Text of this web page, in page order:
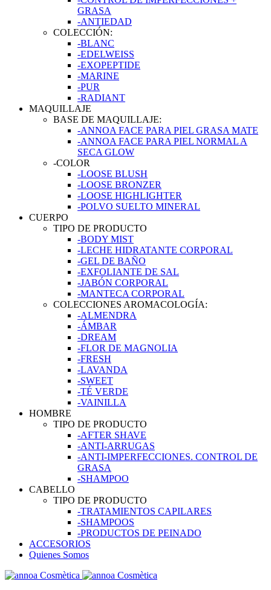
GRASA
-ANTIEDAD
COLECCIÓN:
-BLANC
-EDELWEISS
-EXOPEPTIDE
-MARINE
-PUR
-RADIANT
MAQUILLAJE
BASE DE MAQUILLAJE:
-ANNOA FACE PARA PIEL GRASA MATE
-ANNOA FACE PARA PIEL NORMAL A
SECA GLOW
-COLOR
-LOOSE BLUSH
-LOOSE BRONZER
-LOOSE HIGHLIGHTER
-POLVO SUELTO MINERAL
CUERPO
TIPO DE PRODUCTO
-BODY MIST
-LECHE HIDRATANTE CORPORAL
-GEL DE BAÑO
-EXFOLIANTE DE SAL
-JABÓN CORPORAL
-MANTECA CORPORAL
COLECCIONES AROMACOLOGÍA:
-ALMENDRA
-ÁMBAR
-DREAM
-FLOR DE MAGNOLIA
-FRESH
-LAVANDA
-SWEET
-TÉ VERDE
-VAINILLA
HOMBRE
TIPO DE PRODUCTO
-AFTER SHAVE
-ANTI-ARRUGAS
-ANTI-IMPERFECCIONES. CONTROL DE
GRASA
-SHAMPOO
CABELLO
TIPO DE PRODUCTO
-TRATAMIENTOS CAPILARES
-SHAMPOOS
-PRODUCTOS DE PEINADO
ACCESORIOS
Quienes Somos